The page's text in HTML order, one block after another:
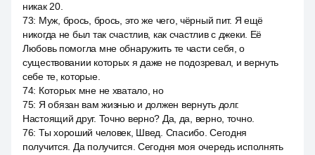
никак 20.
73: Муж, брось, брось, это же чего, чёрный пит. Я ещё
никогда не был так счастлив, как счастлив с джеки. Её
Любовь помогла мне обнаружить те части себя, о
существовании которых я даже не подозревал, и вернуть
себе те, которые.
74: Которых мне не хватало, но
75: Я обязан вам жизнью и должен вернуть долг.
Настоящий друг. Точно верно? Да, да, верно, точно.
76: Ты хороший человек, Швед. Спасибо. Сегодня
получится. Да получится. Сегодня моя очередь исполнять